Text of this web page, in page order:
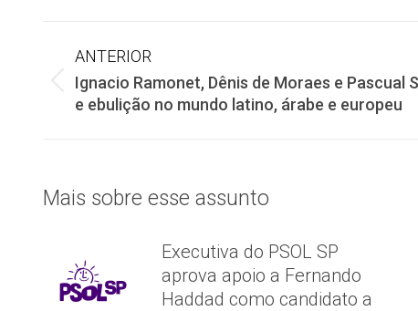
Navegação
de
ANTERIOR
Post
anterior:
Ignacio Ramonet, Dênis de Moraes e Pascual
e ebulição no mundo latino, árabe e europeu
Mais sobre esse assunto
Executiva do PSOL SP
aprova apoio a Fernando
Haddad como candidato a